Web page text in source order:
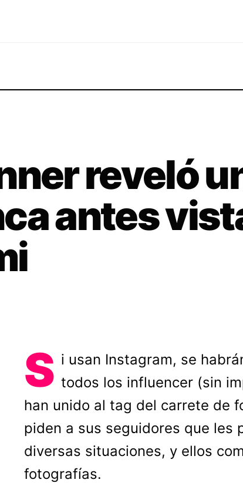
reveló
antes
S i usan Instagram, se
todos los influencer (sin
han unido al tag del carrete de
piden a sus seguidores que les
diversas situaciones, y ellos
fotografías.